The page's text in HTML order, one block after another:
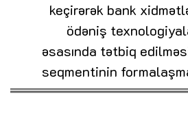
keçirərək bank
ödəniş
əsasında tətbiq
seqmentinin